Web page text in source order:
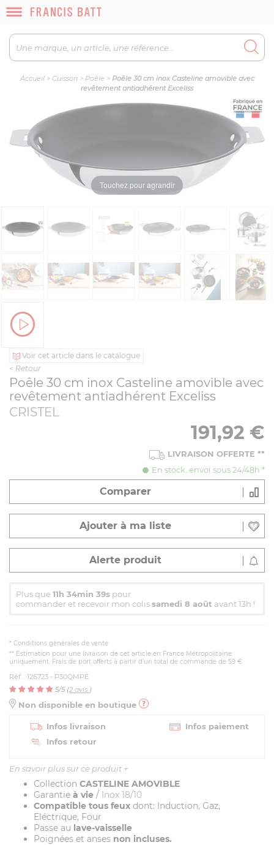
Accueil> Cuisson> Poêle > Poêle 30 cm inox Casteline amovible avec
revêtement antiadhérent Exceliss
Touchez pour agrandir
Voir cet article dans le catalogue
< Retour
Poêle 30 cm inox Casteline amovible avec
revêtement antiadhérent Exceliss
CRISTEL
191,92 €
LIVRAISON OFFERTE **
En stock. envoi sous 24/48h *
Comparer
Ajouter à ma liste
Alerte produit
Plus que 11h 34min 38s pour
commander et recevoir mon colissamedi 8 août avant 13h !
* Conditions générales de vente
** Estimation pour une livraison de cet article en France Métropolitaine
uniquement. Frais de port offerts à partir d'un total de commande de 59 €
Réf. : 126723 - P30QMPE
5/5 (2 avis )
Non disponible en boutique
Infos livraison
Infos paiement
Infos retour
En savoir plus sur ce produit +
Collection CASTELINE AMOVIBLE
Garantie à vie / Inox 18/10
Compatible tous feux dont: Induction, Gaz,
Eléctrique, Four
Passe au lave-vaisselle
Poignées et anses non incluses.